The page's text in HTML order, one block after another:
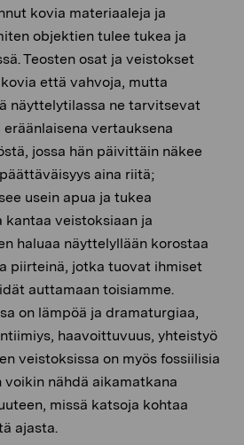
kovia materiaaleja ja
objektien tulee tukea ja
Teosten osat ja veistokset
että vahvoja, mutta
näyttelytilassa ne tarvitsevat
vertauksena
jossa hän päivittäin näkee
aina riitä;
usein apua ja tukea
kantaa veistoksiaan ja
haluaa näyttelyllään korostaa
piirteinä, jotka tuovat ihmiset
auttamaan toisiamme.
on lämpöä ja dramaturgiaa,
haavoittuvuus, yhteistyö
veistoksissa on myös fossiilisia
nähdä aikamatkana
missä katsoja kohtaa
ajasta.